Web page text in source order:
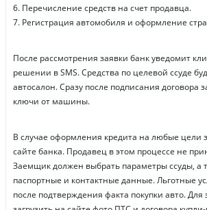
6. Перечисление средств на счет продавца.
7. Регистрация автомобиля и оформление
После рассмотрения заявки банк уведомит
решении в SMS. Средства по целевой ссуде
автосалон. Сразу после подписания договора
ключи от машины.
В случае оформления кредита на любые цели
сайте банка. Продавец в этом процессе не
Заемщик должен выбрать параметры ссуды, а
паспортные и контактные данные. Льготные
после подтверждения факта покупки авто. Для